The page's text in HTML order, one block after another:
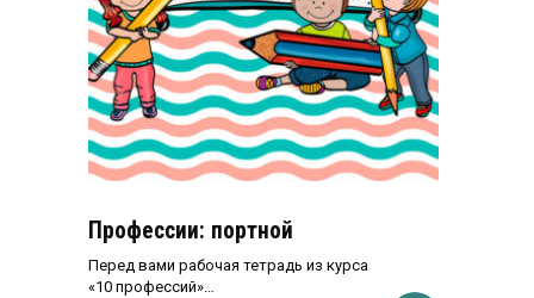
Профессии: портной
Перед вами рабочая тетрадь из курса
«10 профессий»…